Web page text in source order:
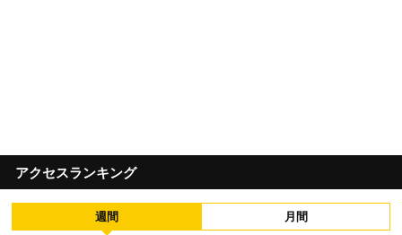
アクセスランキング
週間 月間